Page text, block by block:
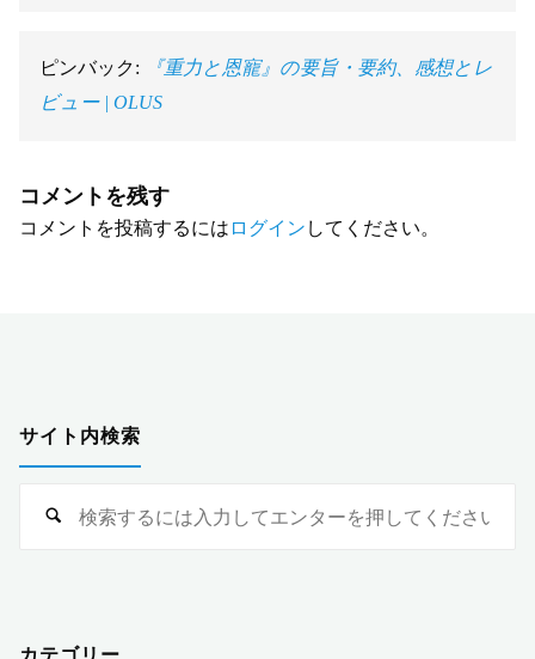
ピンバック:
『重力と恩寵』の要旨・要約、感想とレ
ビュー | OLUS
コメントを残す
コメントを投稿するには ログイン してください。
サイト内検索